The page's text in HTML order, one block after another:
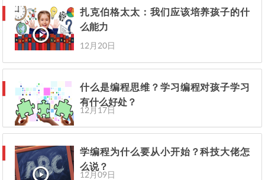
扎克伯格太太：我们应该培养孩子的什
么能力
12月20日
什么是编程思维？学习编程对孩子学习
有什么好处？
12月17日
学编程为什么要从小开始？科技大佬怎
么说？
12月09日